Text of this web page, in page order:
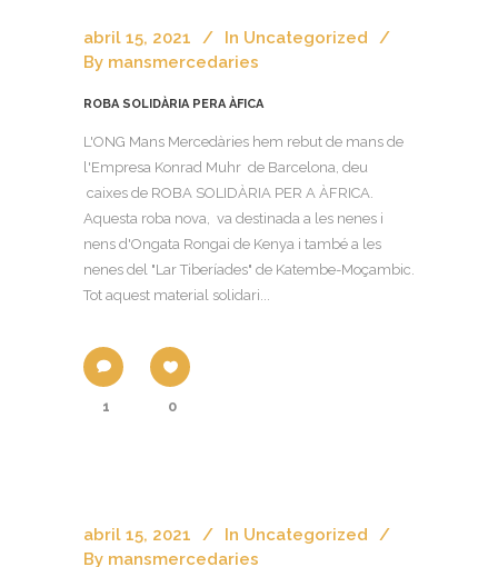
abril 15, 2021 In Uncategorized
By mansmercedaries
ROBA SOLIDÀRIA PERA ÀFICA
L'ONG Mans Mercedàries hem rebut de mans de
l'Empresa Konrad Muhr de Barcelona, deu
caixes de ROBA SOLIDÀRIA PER A ÀFRICA.
Aquesta roba nova, va destinada a les nenes i
nens d'Ongata Rongai de Kenya i també a les
nenes del "Lar Tiberíades" de Katembe-Moçambic.
Tot aquest material solidari...
1 0
abril 15, 2021 In Uncategorized
By mansmercedaries